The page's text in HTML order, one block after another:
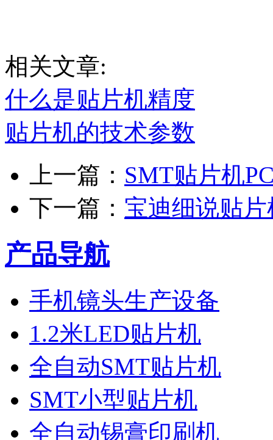
相关文章:
什么是贴片机精度
贴片机的技术参数
上一篇： SMT贴片机
下一篇： 宝迪细说贴
产品导航
手机镜头生产设备
1.2米LED贴片机
全自动SMT贴片机
SMT小型贴片机
全自动锡膏印刷机